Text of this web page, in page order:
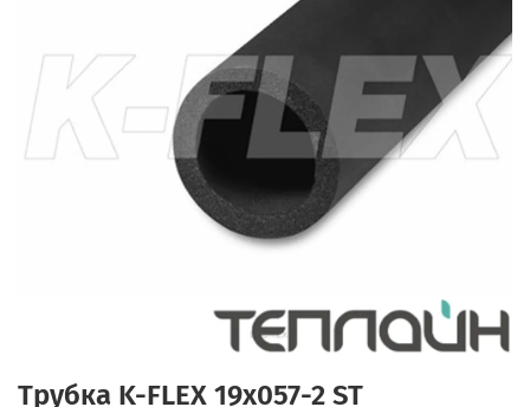
Трубка K-FLEX 19x057-2 ST